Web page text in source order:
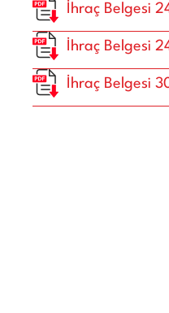
İhraç Belgesi
İhraç Belgesi
İhraç Belgesi